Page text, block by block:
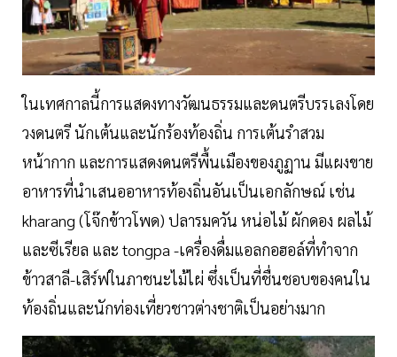
ในเทศกาลนี้การแสดงทางวัฒนธรรมและดนตรีบรรเลงโดย
วงดนตรี นักเต้นและนักร้องท้องถิ่น การเต้นรำสวม
หน้ากาก และการแสดงดนตรีพื้นเมืองของภูฏาน มีแผงขาย
อาหารที่นำเสนออาหารท้องถิ่นอันเป็นเอกลักษณ์ เช่น
kharang (โจ๊กข้าวโพด) ปลารมควัน หน่อไม้ ผักดอง ผลไม้
และซีเรียล และ tongpa -เครื่องดื่มแอลกอฮอล์ที่ทำจาก
ข้าวสาลี-เสิร์ฟในภาชนะไม้ไผ่ ซึ่งเป็นที่ชื่นชอบของคนใน
ท้องถิ่นและนักท่องเที่ยวชาวต่างชาติเป็นอย่างมาก